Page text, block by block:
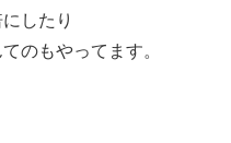
したり
のもやってます。